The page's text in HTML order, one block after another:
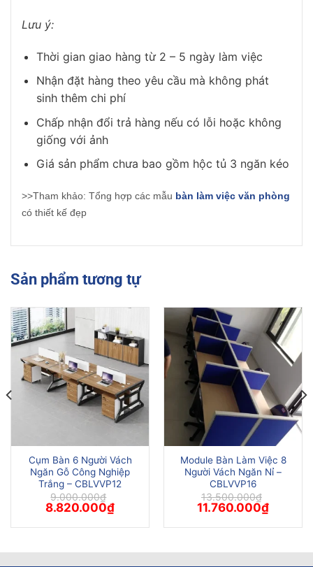
Lưu ý:
Thời gian giao hàng từ 2 – 5 ngày làm việc
Nhận đặt hàng theo yêu cầu mà không phát
sinh thêm chi phí
Chấp nhận đổi trả hàng nếu có lỗi hoặc không
giống với ảnh
Giá sản phẩm chưa bao gồm hộc tủ 3 ngăn kéo
>>Tham khảo: Tổng hợp các mẫu bàn làm việc văn phòng
có thiết kế đẹp
Sản phẩm tương tự
Cụm Bàn 6 Người Vách
Ngăn Gỗ Công Nghiệp
Trắng – CBLVVP12
9.000.000₫
Giá
gốc
là:
8.820.000₫Giá
tại
Module Bàn Làm Việc 8
Người Vách Ngăn Nỉ –
CBLVVP16
13.500.000₫
Giá
gốc
là:
11.760.000₫Giá
tại